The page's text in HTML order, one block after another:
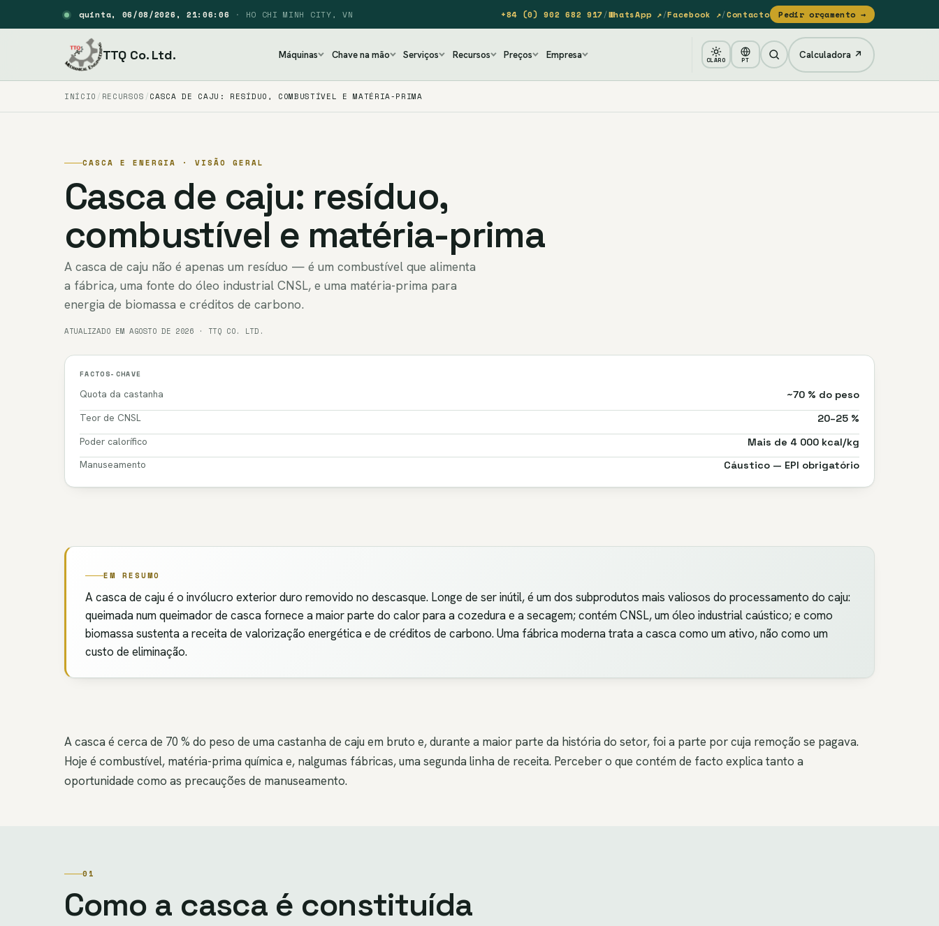
quinta, 06/08/2026, 21:06:07 · HO CHI MINH CITY, VN +84 (0) 902 682 917/WhatsApp ↗/Facebook ↗/Contacto Pedir orçamento →
TTQ Co. Ltd. Máquinas Chave na mão Serviços Recursos Preços Empresa CLARO PT Calculadora ↗
INÍCIO RECURSOS CASCA DE CAJU: RESÍDUO, COMBUSTÍVEL E MATÉRIA-PRIMA
CASCA E ENERGIA · VISÃO GERAL
Casca de caju: resíduo,
combustível e matéria-prima
A casca de caju não é apenas um resíduo — é um combustível que alimenta
a fábrica, uma fonte do óleo industrial CNSL, e uma matéria-prima para
energia de biomassa e créditos de carbono.
ATUALIZADO EM AGOSTO DE 2026 · TTQ CO. LTD.
FACTOS-CHAVE
Quota da castanha
~70 % do peso
Teor de CNSL
20–25 %
Poder calorífico
Mais de 4 000 kcal/kg
Manuseamento
Cáustico — EPI obrigatório
EM RESUMO
A casca de caju é o invólucro exterior duro removido no descasque. Longe de ser inútil, é um dos subprodutos mais valiosos do processamento do caju:
queimada num queimador de casca fornece a maior parte do calor para a cozedura e a secagem; contém CNSL, um óleo industrial caústico; e como
biomassa sustenta a receita de valorização energética e de créditos de carbono. Uma fábrica moderna trata a casca como um ativo, não como um
custo de eliminação.
A casca é cerca de 70 % do peso de uma castanha de caju em bruto e, durante a maior parte da história do setor, foi a parte por cuja remoção se pagava.
Hoje é combustível, matéria-prima química e, nalgumas fábricas, uma segunda linha de receita. Perceber o que contém de facto explica tanto a
oportunidade como as precauções de manuseamento.
01
Como a casca é constituída